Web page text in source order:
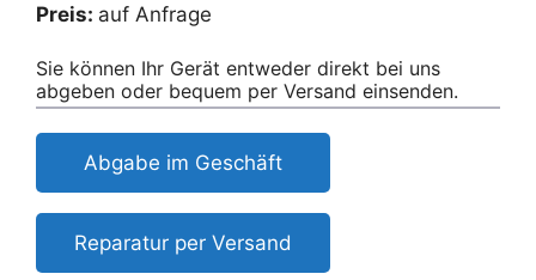
Preis: auf Anfrage
Sie können Ihr Gerät entweder direkt bei uns
abgeben oder bequem per Versand einsenden.
Abgabe im Geschäft
Reparatur per Versand